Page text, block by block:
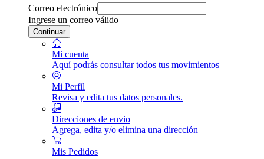
Correo electrónico
Ingrese un correo válido
Continuar
Mi cuenta
Aquí podrás consultar todos tus movimientos
Mi Perfil
Revisa y edita tus datos personales.
Direcciones de envio
Agrega, edita y/o elimina una dirección
Mis Pedidos